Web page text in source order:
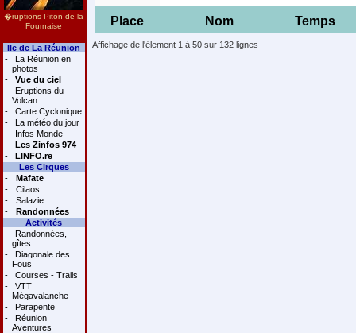
�ruptions Piton de la
Fournaise
Ile de La Réunion
-
La Réunion en
photos
-
Vue du ciel
-
Eruptions du
Volcan
-
Carte Cyclonique
-
La météo du jour
-
Infos Monde
-
Les Zinfos 974
-
LINFO.re
Les Cirques
-
Mafate
-
Cilaos
-
Salazie
-
Randonnées
Activités
-
Randonnées,
gîtes
-
Diagonale des
Fous
-
Courses - Trails
-
VTT
Mégavalanche
-
Parapente
-
Réunion
Aventures
Place Nom Temps
Affichage de l'élement 1 à 50 sur 132 lignes